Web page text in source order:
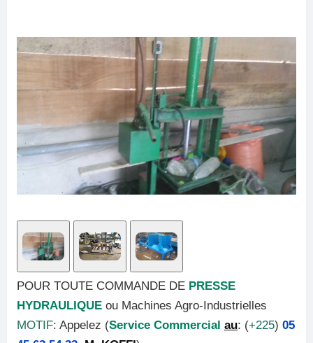
POUR TOUTE COMMANDE DE PRESSE
HYDRAULIQUE ou Machines Agro-Industrielles
MOTIF: Appelez (Service Commercial au: (+225) 05